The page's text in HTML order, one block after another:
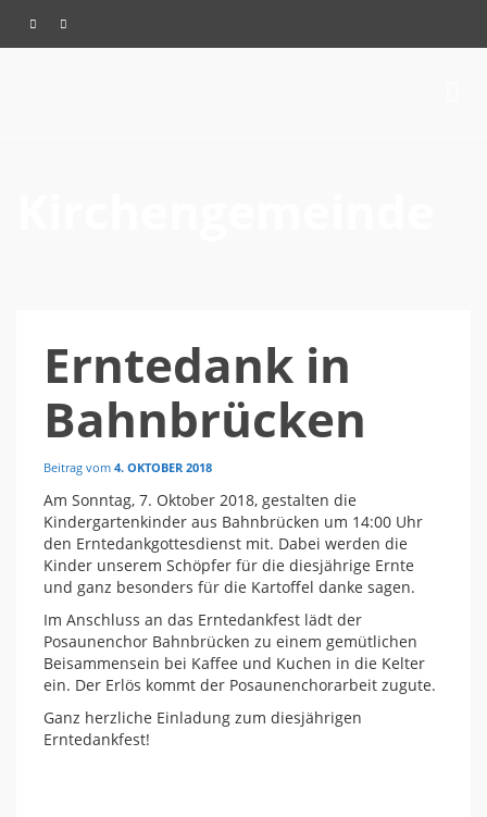
Erntedank in
Bahnbrücken
Beitrag vom 4. OKTOBER 2018
Am Sonntag, 7. Oktober 2018, gestalten die
Kindergartenkinder aus Bahnbrücken um 14:00 Uhr
den Erntedankgottesdienst mit. Dabei werden die
Kinder unserem Schöpfer für die diesjährige Ernte
und ganz besonders für die Kartoffel danke sagen.
Im Anschluss an das Erntedankfest lädt der
Posaunenchor Bahnbrücken zu einem gemütlichen
Beisammensein bei Kaffee und Kuchen in die Kelter
ein. Der Erlös kommt der Posaunenchorarbeit zugute.
Ganz herzliche Einladung zum diesjährigen
Erntedankfest!